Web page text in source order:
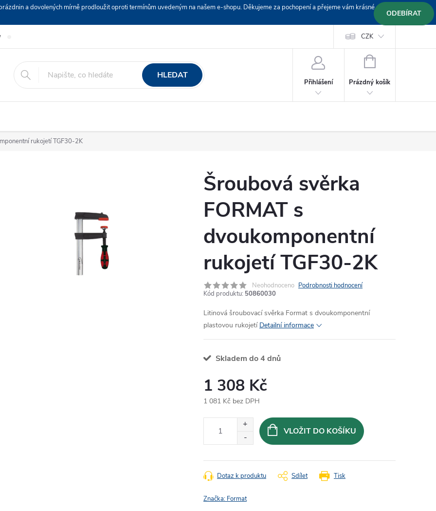
a dovolených mírně prodloužit oproti termínům uvedeným na našem e-shopu. Děkujeme za pochopení a přejeme vám krásné
Platba GoPay +420 603 319382
CZK
HLEDAT
Přihlášení
NÁKUPNÍ
Prázdný košík
rukojetí TGF30-2K
ODEBÍRAT
Šroubová svěrka
FORMAT s
dvoukomponentní
rukojetí TGF30-2K
Neohodnoceno Podrobnosti hodnocení
Kód produktu: 50860030
Litinová šroubovací svěrka Format s dvoukomponentní
plastovou rukojetí Detailní informace
Skladem do 4 dnů
1 308 Kč
1 081 Kč bez DPH
VLOŽIT DO KOŠÍKU
Tisk
Dotaz k produktu Sdílet
Značka: Format